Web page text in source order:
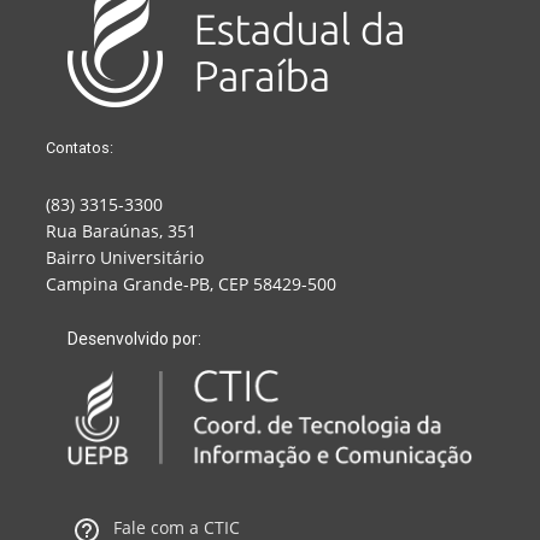
Contatos:
(83) 3315-3300
Rua Baraúnas, 351
Bairro Universitário
Campina Grande-PB, CEP 58429-500
Desenvolvido por:
Fale com a CTIC